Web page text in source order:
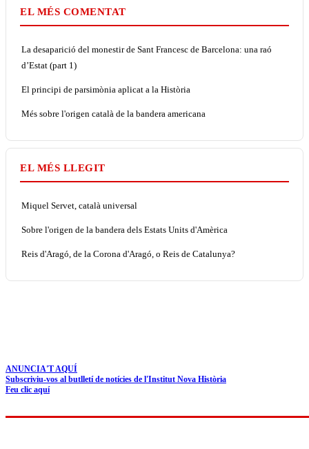
EL MÉS COMENTAT
La desaparició del monestir de Sant Francesc de Barcelona: una raó
d’Estat (part 1)
El principi de parsimònia aplicat a la Història
Més sobre l'origen català de la bandera americana
EL MÉS LLEGIT
Miquel Servet, català universal
Sobre l'origen de la bandera dels Estats Units d'Amèrica
Reis d'Aragó, de la Corona d'Aragó, o Reis de Catalunya?
ANUNCIA'T AQUÍ
Subscriviu-vos al butlletí de notícies de l'Institut Nova Història
Feu clic aquí